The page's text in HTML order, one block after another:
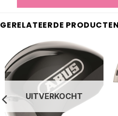
GERELATEERDE PRODUCTEN
UITVERKOCHT